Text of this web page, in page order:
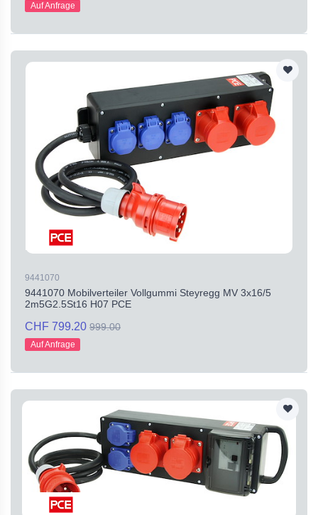
Auf Anfrage
9441070
9441070 Mobilverteiler Vollgummi Steyregg MV 3x16/5
2m5G2.5St16 H07 PCE
CHF 799.20 999.00
Auf Anfrage